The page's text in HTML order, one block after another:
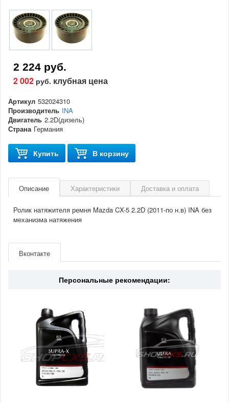
2 224 руб.
2 002 руб. клубная цена
Артикул 532024310
Производитель INA
Двигатель 2.2D(дизель)
Страна Германия
Купить В корзину
Описание Характеристики Доставка и оплата
Ролик натяжителя ремня Mazda CX-5 2.2D (2011-по н.в) INA без
механизма натяжения
Двигатель 2.2D(дизель)
Вконтакте
Персональные рекомендации: